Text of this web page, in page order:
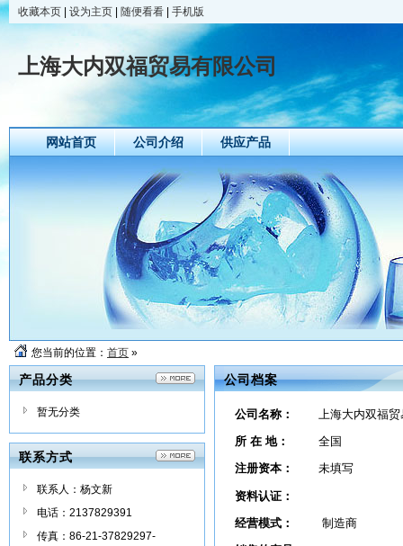
收藏本页 设为主页 随便看看 手机版
上海大内双福贸易有限公司
网站首页 公司介绍 供应产品
您当前的位置： 首页 »
产品分类
暂无分类
联系方式
联系人：杨文新
电话：2137829391
传真：86-21-37829297-
公司档案
公司名称：
上海大内双福
所 在 地：
全国
注册资本：
未填写
资料认证：
经营模式：
制造商